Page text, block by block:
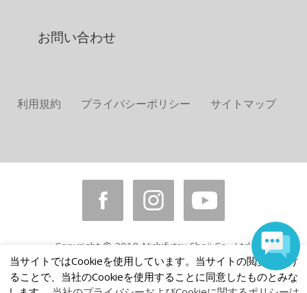
お問い合わせ
利用規約 プライバシーポリシー サイトマップ
Copyright © 2018 Nichifutsu Shoji Co., Ltd.
All rights reserved.
当サイトではCookieを使用しています。当サイトの閲覧を続け
ることで、当社のCookieを使用することに同意したものとみな